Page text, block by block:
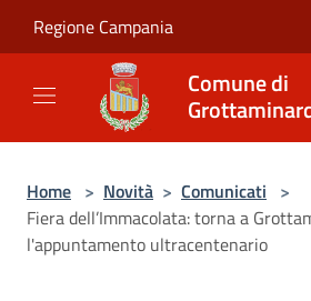
Regione Campania
Comune di
Home > Novità > Comunicati >
Fiera dell’Immacolata: torna a
l'appuntamento ultracentenario